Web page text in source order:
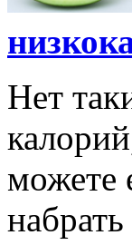
Нет
можете
набрать